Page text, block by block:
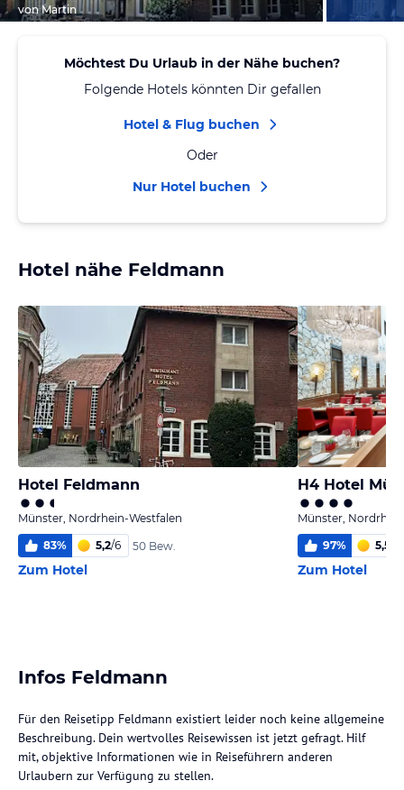
von Martin
Möchtest Du Urlaub in der Nähe buchen?
Folgende Hotels könnten Dir gefallen
Hotel & Flug buchen
Oder
Nur Hotel buchen
Hotel nähe Feldmann
Hotel Feldmann
Münster, Nordrhein-Westfalen
83% 5,2/6 50 Bew.
Zum Hotel
H4 Hotel
Münster,
97% 5,5
Zum Hotel
Infos Feldmann
Für den Reisetipp Feldmann existiert leider noch keine allgemeine
Beschreibung. Dein wertvolles Reisewissen ist jetzt gefragt. Hilf
mit, objektive Informationen wie in Reiseführern anderen
Urlaubern zur Verfügung zu stellen.